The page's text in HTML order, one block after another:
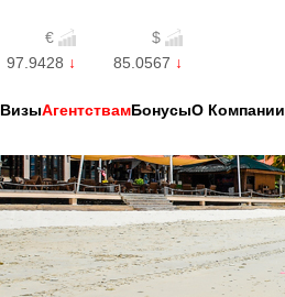
€
$
97.9428 85.0567
ВизыАгентствамБонусыО Компании